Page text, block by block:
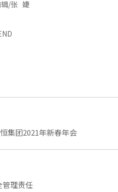
辑/张 婕
集团2021年新春年会
管理责任